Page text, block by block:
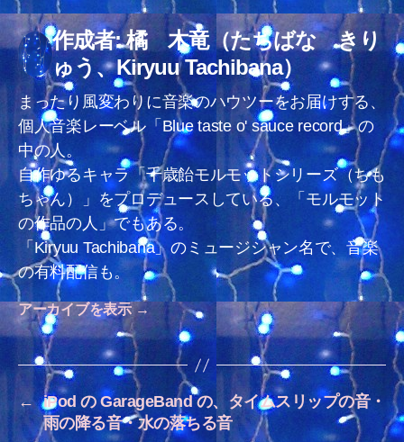
作成者: 橘 木竜（たちばな きり
ゅう、Kiryuu Tachibana）
まったり風変わりに音楽のハウツーをお届けする、
個人音楽レーベル「Blue taste o' sauce record」の
中の人。
自作ゆるキャラ「千歳飴モルモットシリーズ（ちも
ちゃん）」をプロデュースしている、「モルモット
の作品の人」でもある。
「Kiryuu Tachibana」のミュージシャン名で、音楽
の有料配信も。
アーカイブを表示 →
← iPod の GarageBand の、タイムスリップの音・
雨の降る音・水の落ちる音